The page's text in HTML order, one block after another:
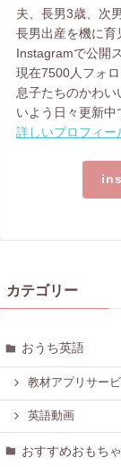
夫、長男3歳、次
長男出産を機に育
Instagramで公開
現在7500人フォロ
息子たちのかわ
いよう日々更新中
詳しいプロフィー
カテゴリー
おうち英語
教材アプリサー
英語動画
おすすめおもちゃ